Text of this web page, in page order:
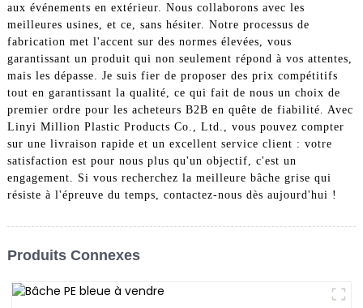
aux événements en extérieur. Nous collaborons avec les
meilleures usines, et ce, sans hésiter. Notre processus de
fabrication met l'accent sur des normes élevées, vous
garantissant un produit qui non seulement répond à vos attentes,
mais les dépasse. Je suis fier de proposer des prix compétitifs
tout en garantissant la qualité, ce qui fait de nous un choix de
premier ordre pour les acheteurs B2B en quête de fiabilité. Avec
Linyi Million Plastic Products Co., Ltd., vous pouvez compter
sur une livraison rapide et un excellent service client : votre
satisfaction est pour nous plus qu'un objectif, c'est un
engagement. Si vous recherchez la meilleure bâche grise qui
résiste à l'épreuve du temps, contactez-nous dès aujourd'hui !
Produits Connexes